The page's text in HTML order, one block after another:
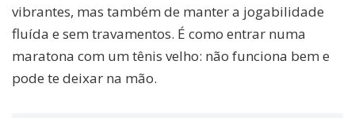
vibrantes, mas também de manter a jogabilidade
fluída e sem travamentos. É como entrar numa
maratona com um tênis velho: não funciona bem e
pode te deixar na mão.